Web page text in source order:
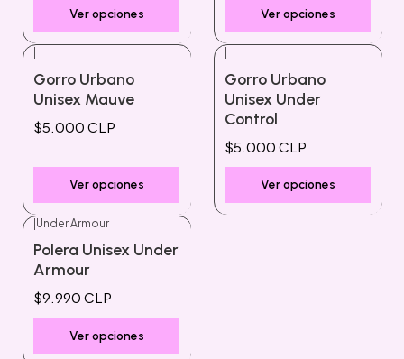
Ver opciones Ver opciones
Gorro Urbano
Unisex Mauve
$5.000 CLP
Ver opciones
Gorro Urbano
Unisex Under
Control
$5.000 CLP
Ver opciones
|Under Armour
Polera Unisex Under
Armour
$9.990 CLP
Ver opciones